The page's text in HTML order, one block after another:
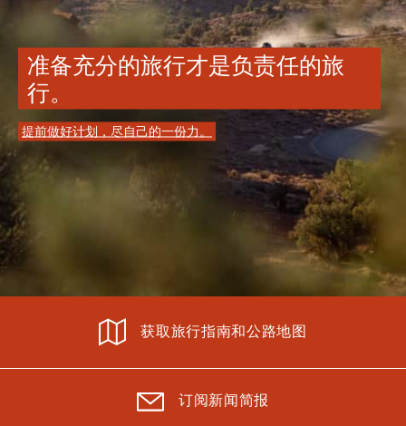
准备充分的旅行才是负责任的旅
行。
提前做好计划，尽自己的一份力。
获取旅行指南和公路地图
订阅新闻简报